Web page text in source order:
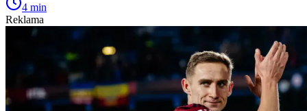
4 min
Reklama